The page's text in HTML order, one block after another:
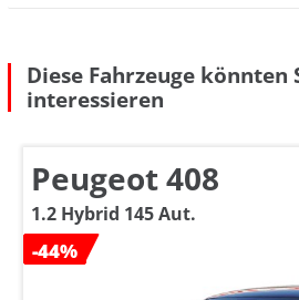
Diese Fahrzeuge könnten
interessieren
Peugeot 408
1.2 Hybrid 145 Aut.
-44%